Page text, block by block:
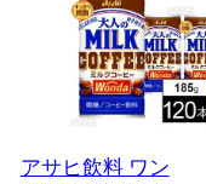
アサヒ飲料 ワン